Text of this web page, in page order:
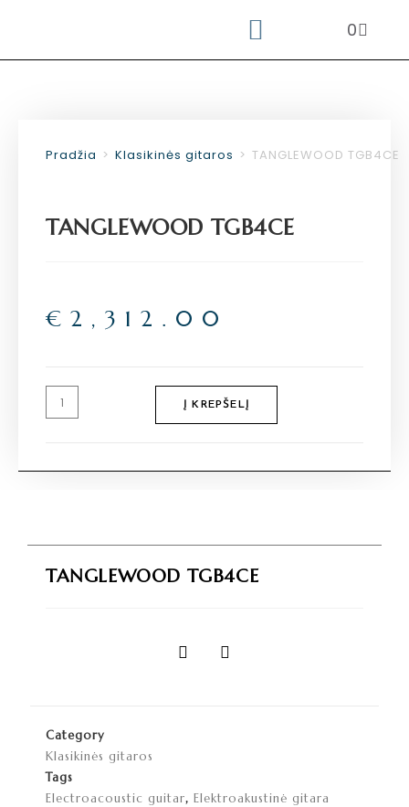
0
Pradžia > Klasikinės gitaros > TANGLEWOOD TGB4CE
TANGLEWOOD TGB4CE
€ 2,312.00
Į KREPŠELĮ
TANGLEWOOD TGB4CE
Category
Klasikinės gitaros
Tags
Electroacoustic guitar, Elektroakustinė gitara